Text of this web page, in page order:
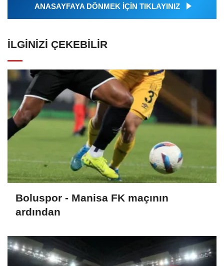
ANASAYFAYA DÖNMEK İÇİN TIKLAYINIZ
İLGINIZI ÇEKEBILIR
Boluspor - Manisa FK maçının
ardından